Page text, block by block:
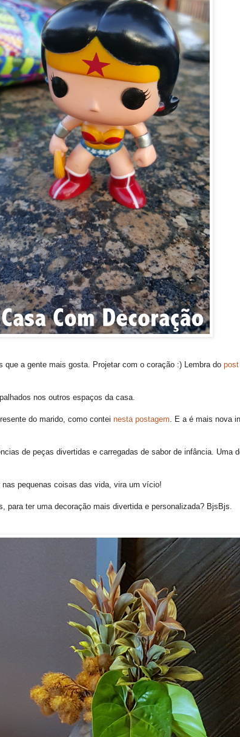
a gente mais gosta. Projetar com o coração :) Lembra do
nos outros espaços da casa.
do marido, como contei nesta postagem. E a é mais nova
de peças divertidas e carregadas de sabor de infância. Uma
pequenas coisas das vida, vira um vício!
para ter uma decoração mais divertida e personalizada? BjsBjs.